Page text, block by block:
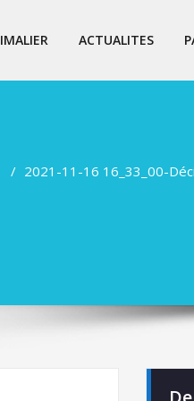
ACTUALITES
2021-11-16 16_33_00-